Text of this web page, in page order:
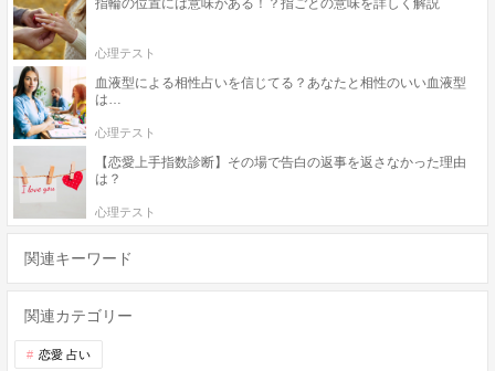
指輪の位置には意味がある！？指ごとの意味を詳しく解説
心理テスト
血液型による相性占いを信じてる？あなたと相性のいい血液型
は…
心理テスト
【恋愛上手指数診断】その場で告白の返事を返さなかった理由
は？
心理テスト
関連キーワード
関連カテゴリー
恋愛 占い